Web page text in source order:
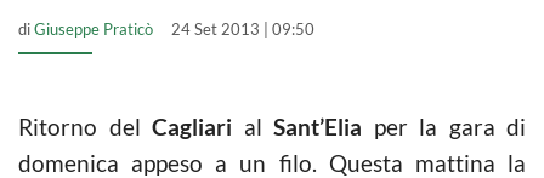
diGiuseppe Praticò 24 Set 2013 | 09:50
Ritorno del Cagliari al Sant’Elia per la gara di
domenica appeso a un filo. Questa mattina la